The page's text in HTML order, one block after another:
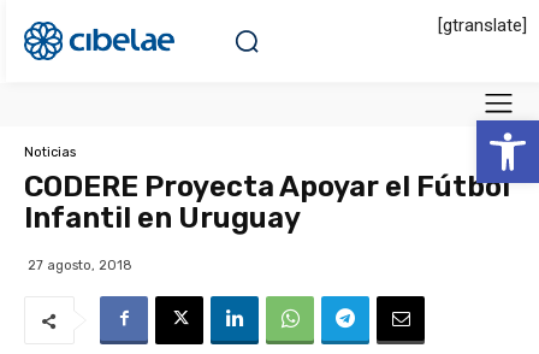
Abrir
[gtranslate]
Noticias
CODERE Proyecta Apoyar el Fútbol
Infantil en Uruguay
27 agosto, 2018